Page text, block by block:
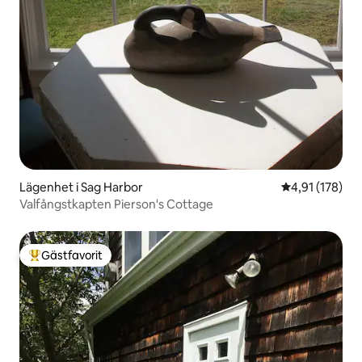
Lägenhet i Sag Harbor 4,91 av 5 i
4,91 (178)
Valfångstkapten Pierson's Cottage
Populär gästfavorit
Gästfavorit